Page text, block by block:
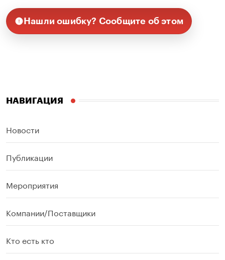
Нашли ошибку? Сообщите об этом
НАВИГАЦИЯ
Новости
Публикации
Мероприятия
Компании/Поставщики
Кто есть кто